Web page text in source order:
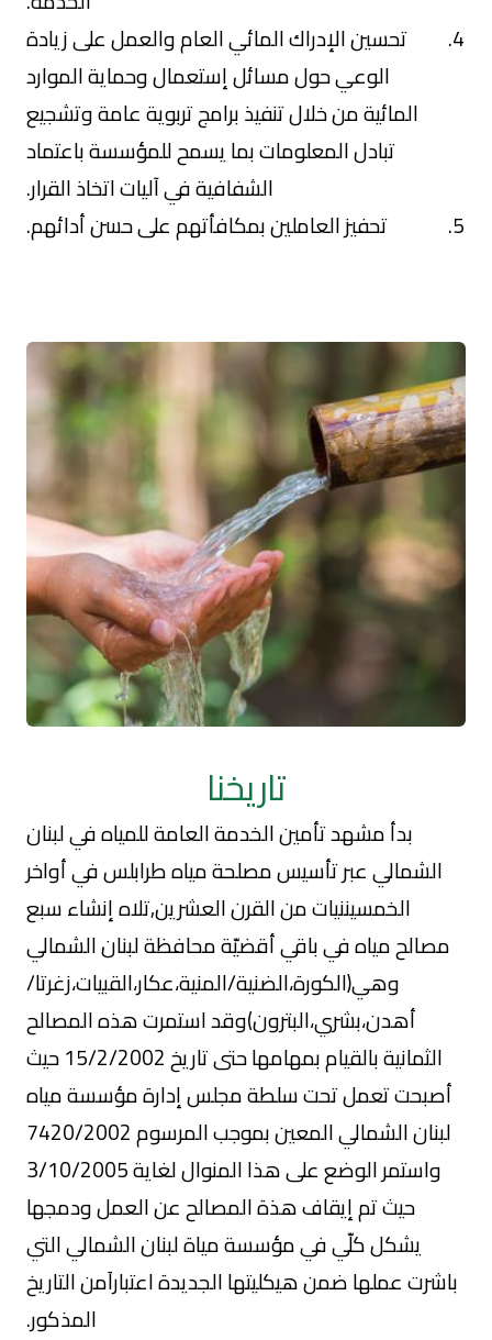
تحسين الإدراك المائي العام والعمل على زيادة
الوعي حول مسائل إستعمال وحماية الموارد
المائية من خلال تنفيذ برامج تربوية عامة وتشجيع
تبادل المعلومات بما يسمح للمؤسسة باعتماد
الشفافية في آليات اتخاذ القرار.
تحفيز العاملين بمكافأتهم على حسن أدائهم.
تاريخنا
بدأ مشهد تأمين الخدمة العامة للمياه في لبنان
الشمالي عبر تأسيس مصلحة مياه طرابلس في أواخر
الخمسيننيات من القرن العشرين,تلاه إنشاء سبع
مصالح مياه في باقي أقضيّة محافظة لبنان الشمالي
وهي(الكورة،الضنية/المنية،عكار،القبيات،زغرتا/
أهدن،بشري،البترون)وقد استمرت هذه المصالح
الثمانية بالقيام بمهامها حتى تاريخ 15/2/2002 حيث
أصبحت تعمل تحت سلطة مجلس إدارة مؤسسة مياه
لبنان الشمالي المعين بموجب المرسوم 7420/2002
واستمر الوضع على هذا المنوال لغاية 3/10/2005
حيث تم إيقاف هذة المصالح عن العمل ودمجها
يشكل كلّي في مؤسسة مياة لبنان الشمالي التي
باشرت عملها ضمن هيكليتها الجديدة اعتباراَمن التاريخ
المذكور.